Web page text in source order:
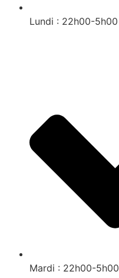
Lundi : 22h00-5h00
Mardi : 22h00-5h00